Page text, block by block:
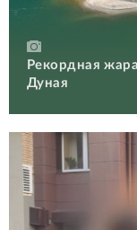
Рекордная
Дуная